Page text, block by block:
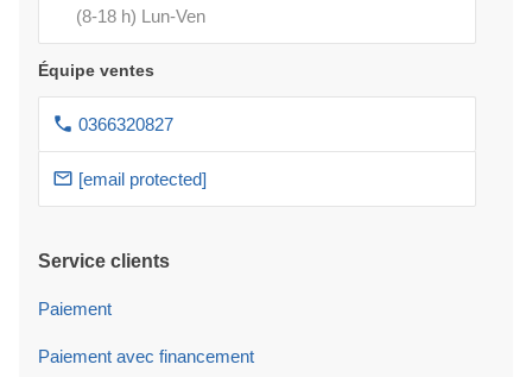
(8-18 h) Lun-Ven
Équipe ventes
0366320827
[email protected]
Service clients
Paiement
Paiement avec financement